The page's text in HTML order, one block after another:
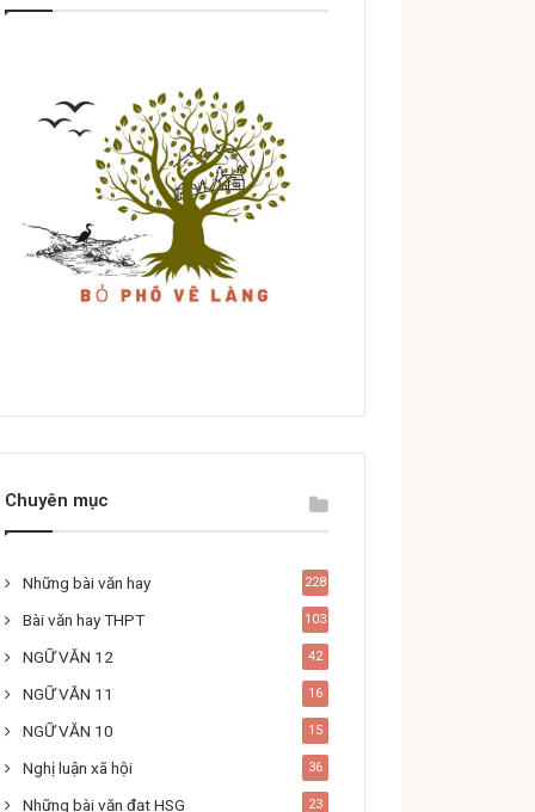
Chuyên mục
Những bài văn hay 228
Bài văn hay THPT 103
NGỮ VĂN 12 42
NGỮ VĂN 11 16
NGỮ VĂN 10 15
Nghị luận xã hội 36
Những bài văn đạt HSG 23